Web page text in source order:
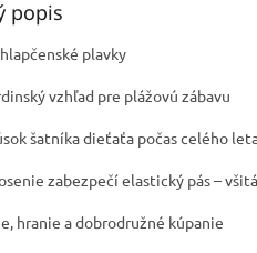
popis
plavky
vzhľad pre plážovú zábavu
šatníka dieťaťa počas celého
zabezpečí elastický pás –
hranie a dobrodružné kúpanie